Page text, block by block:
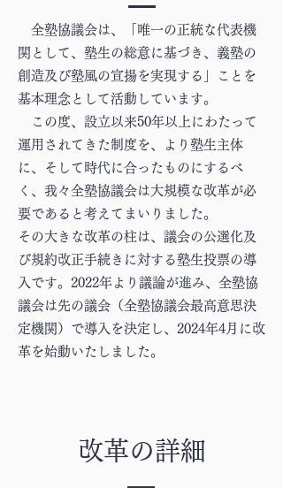
全塾協議会は、「唯一の正統な代表機
関として、塾生の総意に基づき、義塾の
創造及び塾風の宣揚を実現する」ことを
基本理念として活動しています。
この度、設立以来50年以上にわたって
運用されてきた制度を、より塾生主体
に、そして時代に合ったものにするべ
く、我々全塾協議会は大規模な改革が必
要であると考えてまいりました。
その大きな改革の柱は、議会の公選化及
び規約改正手続きに対する塾生投票の導
入です。2022年より議論が進み、全塾協
議会は先の議会（全塾協議会最高意思決
定機関）で導入を決定し、2024年4月に改
革を始動いたしました。
​改革の詳細